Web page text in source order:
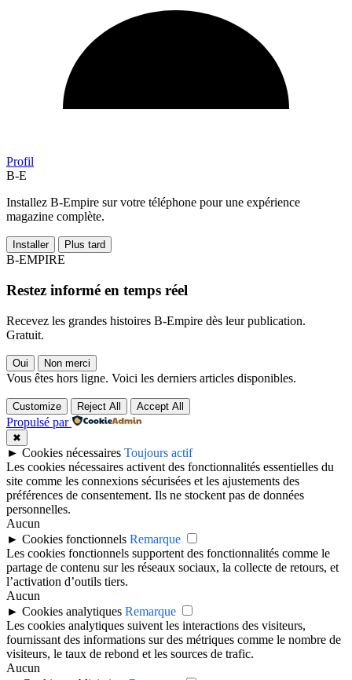
Profil
B-E
Installez B-Empire sur votre téléphone pour une expérience
magazine complète.
Installer Plus tard
B-EMPIRE
Restez informé en temps réel
Recevez les grandes histoires B-Empire dès leur publication.
Gratuit.
Oui Non merci
Vous êtes hors ligne. Voici les derniers articles disponibles.
Customize Reject All Accept All
Propulsé par
✖
► Cookies nécessaires Toujours actif
Les cookies nécessaires activent des fonctionnalités essentielles du
site comme les connexions sécurisées et les ajustements des
préférences de consentement. Ils ne stockent pas de données
personnelles.
Aucun
► Cookies fonctionnels Remarque
Les cookies fonctionnels supportent des fonctionnalités comme le
partage de contenu sur les réseaux sociaux, la collecte de retours, et
l’activation d’outils tiers.
Aucun
► Cookies analytiques Remarque
Les cookies analytiques suivent les interactions des visiteurs,
fournissant des informations sur des métriques comme le nombre de
visiteurs, le taux de rebond et les sources de trafic.
Aucun